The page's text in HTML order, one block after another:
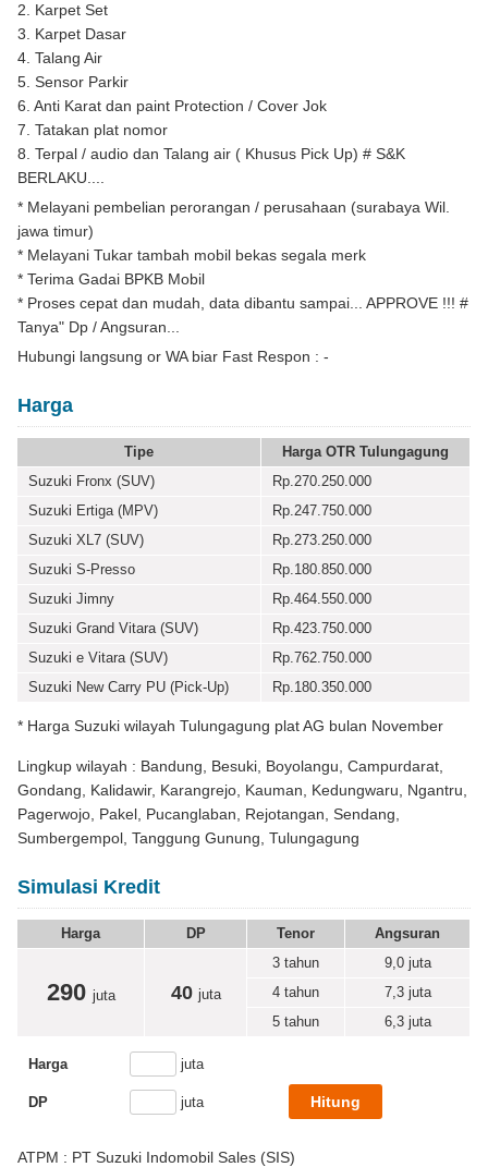
2. Karpet Set
3. Karpet Dasar
4. Talang Air
5. Sensor Parkir
6. Anti Karat dan paint Protection / Cover Jok
7. Tatakan plat nomor
8. Terpal / audio dan Talang air ( Khusus Pick Up) # S&K
BERLAKU....
* Melayani pembelian perorangan / perusahaan (surabaya Wil.
jawa timur)
* Melayani Tukar tambah mobil bekas segala merk
* Terima Gadai BPKB Mobil
* Proses cepat dan mudah, data dibantu sampai... APPROVE !!! #
Tanya" Dp / Angsuran...
Hubungi langsung or WA biar Fast Respon : -
Harga
Tipe
Harga OTR Tulungagung
Suzuki Fronx (SUV)
Rp.270.250.000
Suzuki Ertiga (MPV)
Rp.247.750.000
Suzuki XL7 (SUV)
Rp.273.250.000
Suzuki S-Presso
Rp.180.850.000
Suzuki Jimny
Rp.464.550.000
Suzuki Grand Vitara (SUV)
Rp.423.750.000
Suzuki e Vitara (SUV)
Rp.762.750.000
Suzuki New Carry PU (Pick-Up)
Rp.180.350.000
* Harga Suzuki wilayah Tulungagung plat AG bulan November
Lingkup wilayah : Bandung, Besuki, Boyolangu, Campurdarat,
Gondang, Kalidawir, Karangrejo, Kauman, Kedungwaru, Ngantru,
Pagerwojo, Pakel, Pucanglaban, Rejotangan, Sendang,
Sumbergempol, Tanggung Gunung, Tulungagung
Simulasi Kredit
Harga DP Tenor Angsuran
290 juta 40 juta
3 tahun 9,0 juta
4 tahun
7,3 juta
5 tahun
6,3 juta
Harga juta
DP juta
ATPM : PT Suzuki Indomobil Sales (SIS)